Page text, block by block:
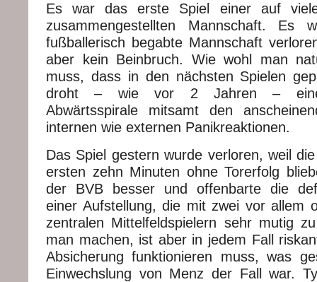
Es war das erste Spiel einer auf
zusammengestellten Mannschaft. Es
fußballerisch begabte Mannschaft
aber kein Beinbruch. Wie wohl man
muss, dass in den nächsten Spielen
droht – wie vor 2 Jahren – eine
Abwärtsspirale mitsamt den
internen wie externen Panikreaktionen.
Das Spiel gestern wurde verloren, weil
ersten zehn Minuten ohne Torerfolg
der BVB besser und offenbarte die
einer Aufstellung, die mit zwei vor allem
zentralen Mittelfeldspielern sehr mutig
man machen, ist aber in jedem Fall
Absicherung funktionieren muss, was
Einwechslung von Menz der Fall war.